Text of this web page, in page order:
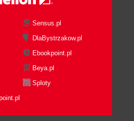
Sensus.pl
DlaBystrzakow.pl
Ebookpoint.pl
Beya.pl
Sploty